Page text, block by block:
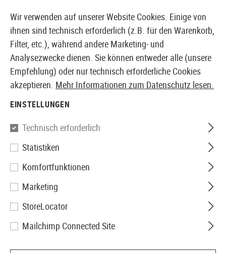
EUROPÄISCHER AIRSOFT SHOP & GROßHÄNDLER
Vortex Optics
Pro Ring 30mm Low
Wir verwenden auf unserer Website Cookies. Einige von
ihnen sind technisch erforderlich (z.B. für den Warenkorb,
Filter, etc.), während andere Marketing- und
Analysezwecke dienen. Sie können entweder alle (unsere
Empfehlung) oder nur technisch erforderliche Cookies
akzeptieren. Mehr Informationen zum Datenschutz lesen.
EINSTELLUNGEN
Technisch erforderlich
Statistiken
Komfortfunktionen
Marketing
StoreLocator
Mailchimp Connected Site